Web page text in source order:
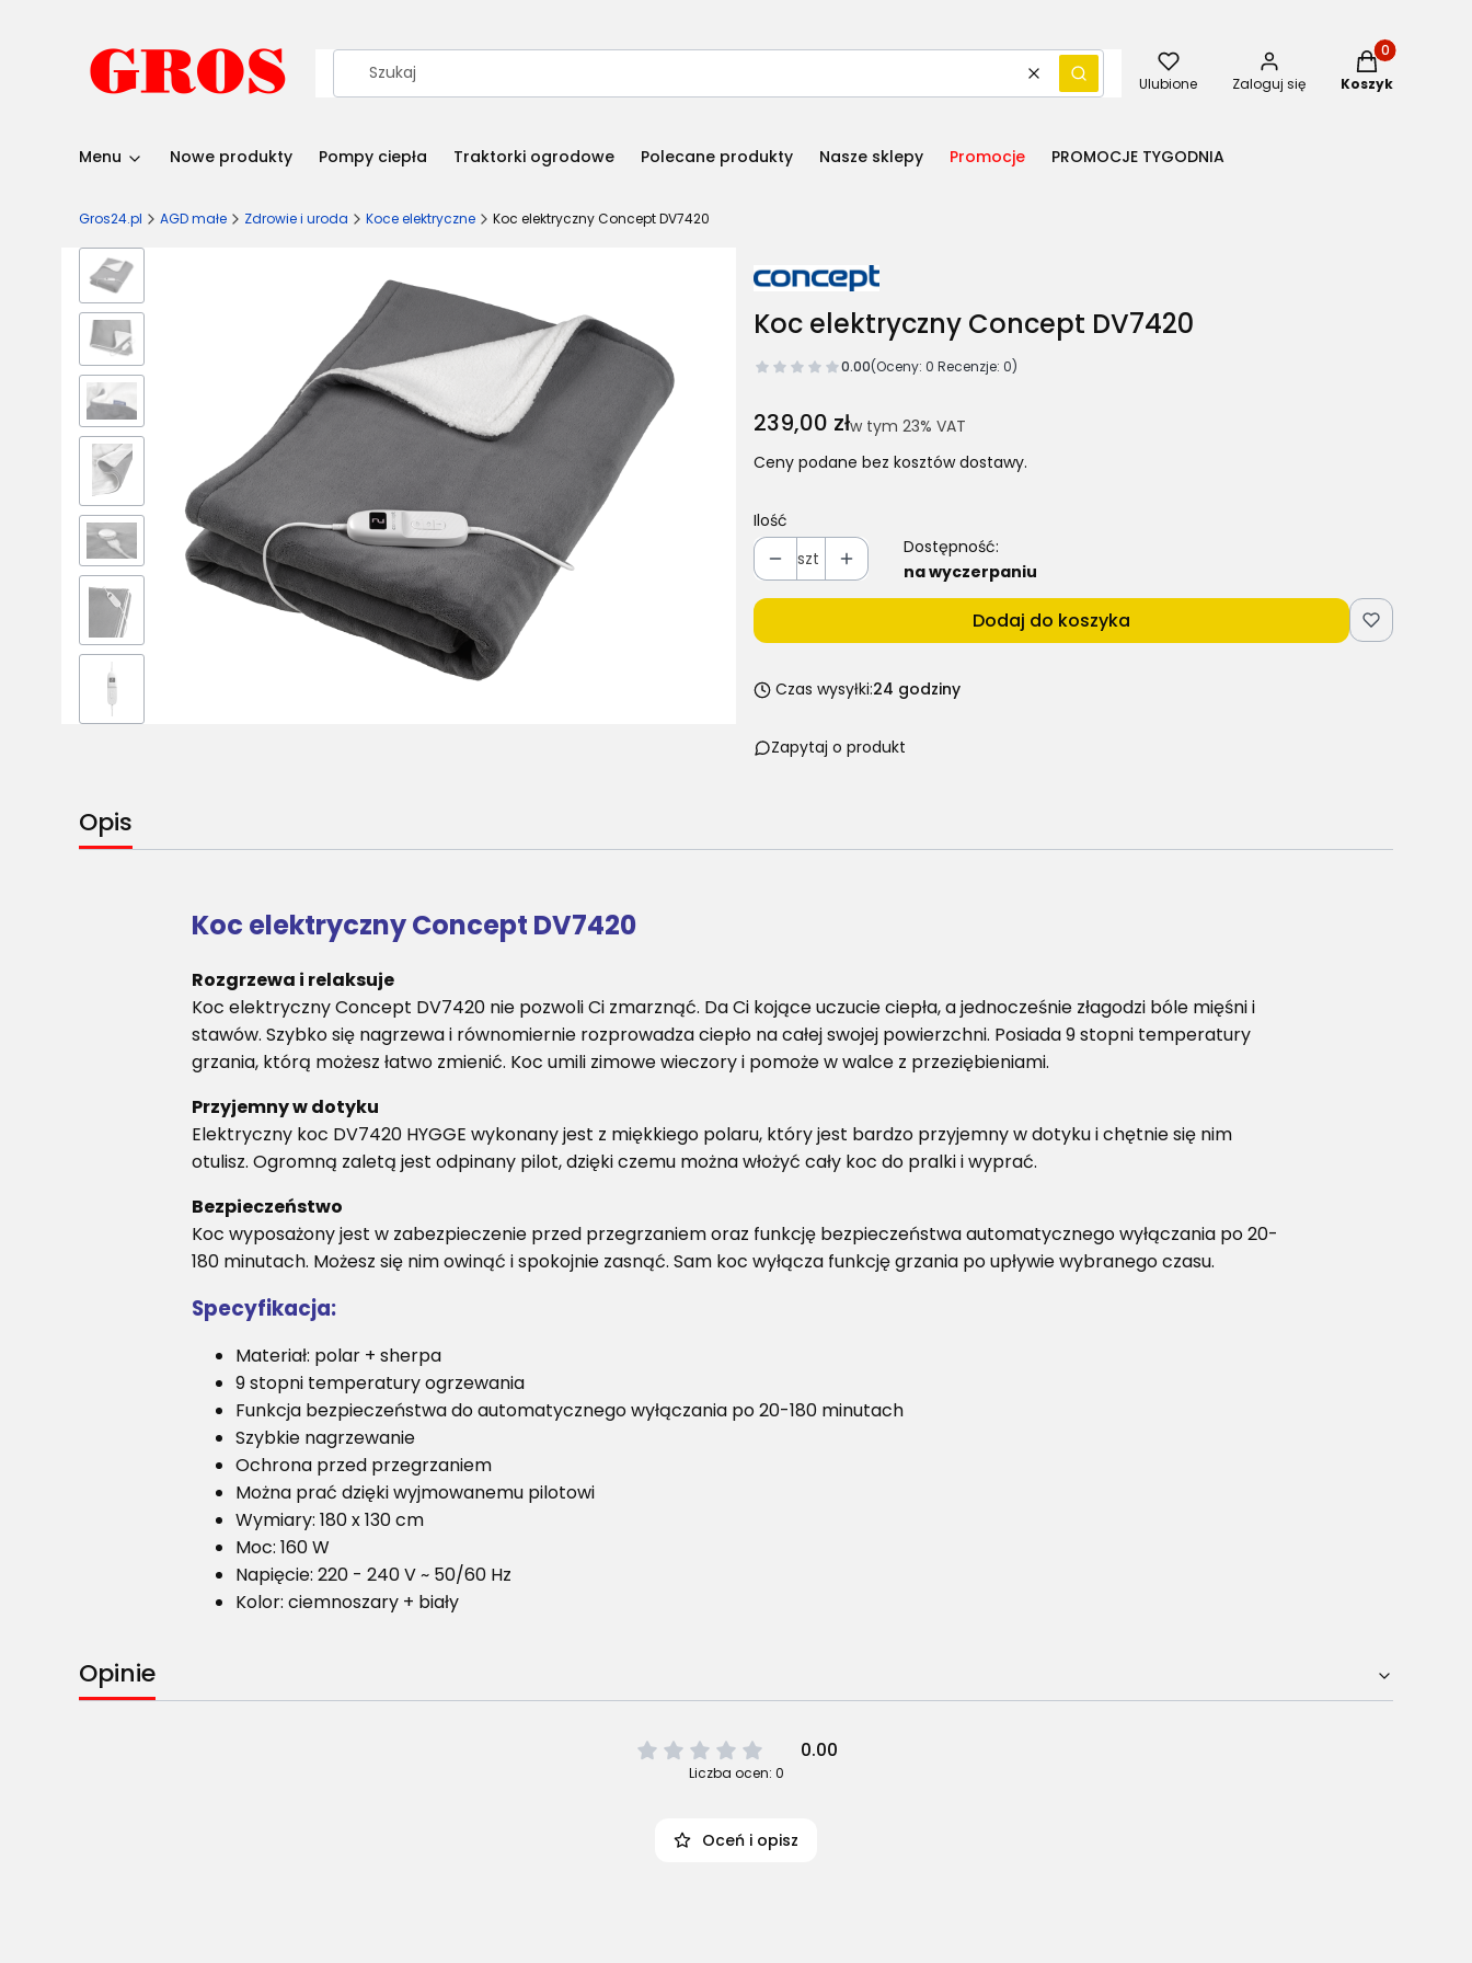
WyczyśćSzukaj Ulubione Zaloguj się
Produkty w
Koszyk
Menu Nowe produkty Pompy ciepła Traktorki ogrodowe Polecane produkty Nasze sklepy Promocje PROMOCJE TYGODNIA
Gros24.pl AGD małe Zdrowie i uroda Koce elektryczne Koc elektryczny Concept DV7420
Koc elektryczny Concept DV7420
0.00(Oceny: 0 Recenzje: 0)
Cena
239,00 złw tym 23% VAT
w tym 23% VAT
Ceny podane bez kosztów dostawy.
Ilość
szt
Dostępność:
na wyczerpaniu
Dodaj do koszyka
Czas wysyłki:24 godziny
Zapytaj o produkt
Opis
Koc elektryczny Concept DV7420
Rozgrzewa i relaksuje
Koc elektryczny Concept DV7420 nie pozwoli Ci zmarznąć. Da Ci kojące uczucie ciepła, a jednocześnie złagodzi bóle mięśni i
stawów. Szybko się nagrzewa i równomiernie rozprowadza ciepło na całej swojej powierzchni. Posiada 9 stopni temperatury
grzania, którą możesz łatwo zmienić. Koc umili zimowe wieczory i pomoże w walce z przeziębieniami.
Przyjemny w dotyku
Elektryczny koc DV7420 HYGGE wykonany jest z miękkiego polaru, który jest bardzo przyjemny w dotyku i chętnie się nim
otulisz. Ogromną zaletą jest odpinany pilot, dzięki czemu można włożyć cały koc do pralki i wyprać.
Bezpieczeństwo
Koc wyposażony jest w zabezpieczenie przed przegrzaniem oraz funkcję bezpieczeństwa automatycznego wyłączania po 20-
180 minutach. Możesz się nim owinąć i spokojnie zasnąć. Sam koc wyłącza funkcję grzania po upływie wybranego czasu.
Specyfikacja:
Materiał: polar + sherpa
9 stopni temperatury ogrzewania
Funkcja bezpieczeństwa do automatycznego wyłączania po 20-180 minutach
Szybkie nagrzewanie
Ochrona przed przegrzaniem
Można prać dzięki wyjmowanemu pilotowi
Wymiary: 180 x 130 cm
Moc: 160 W
Napięcie: 220 - 240 V ~ 50/60 Hz
Kolor: ciemnoszary + biały
Opinie
0.00
Liczba ocen: 0
Oceń i opisz